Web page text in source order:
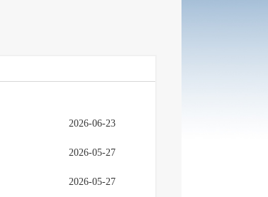
2026-06-23
2026-05-27
2026-05-27